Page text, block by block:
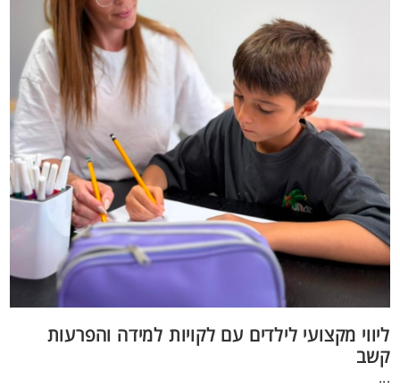
ליווי מקצועי לילדים עם לקויות למידה והפרעות
קשב
...